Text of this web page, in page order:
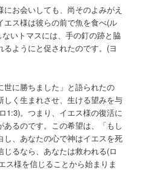
お会いしても、尚そのよみがえ
エス様は彼らの前で魚を食べ(ル
いトマスには、手の釘の跡と脇
ようにと促されたのです。(ヨ
に勝ちました」と語られたの
しく生まれさせ、生ける望みを与
1:3)。つまり、イエス様の復活に
あるのです。この希望は、「もし
し、あなたの心で神はイエスを死
るなら、あなたは救われる(ロ
ス様を信じることから始まりま